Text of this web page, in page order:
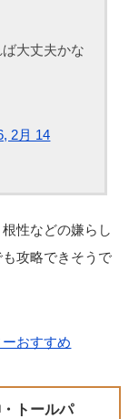
大丈夫かな
2月 14
性などの嫌らし
攻略できそうで
おすすめ
トールパ